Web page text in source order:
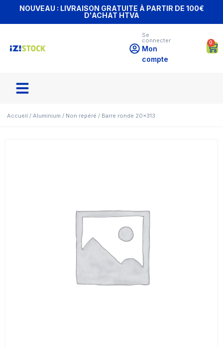
NOUVEAU : LIVRAISON GRATUITE À PARTIR DE 100€
D'ACHAT HTVA
Se
connecter
Mon
compte
0
Accueil / Aluminium / Non repéré / Barre ronde 20×313